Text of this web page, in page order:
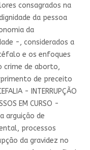
consagrados na
da pessoa
da
-, considerados a
e os enfoques
crime de aborto,
de preceito
- INTERRUPÇÃO
EM CURSO -
arguição de
processos
da gravidez no